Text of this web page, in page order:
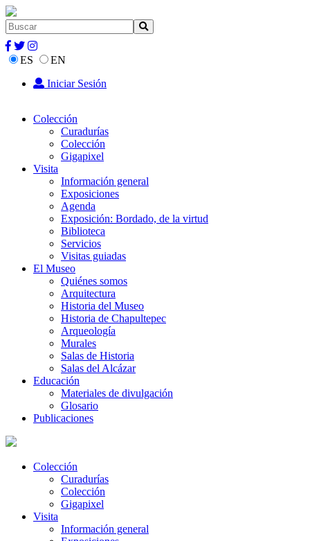
ES
EN
Iniciar Sesión
Colección
Curadurías
Colección
Gigapixel
Visita
Información general
Exposiciones
Agenda
Exposición: Bordado, de la virtud
Biblioteca
Servicios
Visitas guiadas
El Museo
Quiénes somos
Arquitectura
Historia del Museo
Historia de Chapultepec
Arqueología
Murales
Salas de Historia
Salas del Alcázar
Educación
Materiales de divulgación
Glosario
Publicaciones
Colección
Curadurías
Colección
Gigapixel
Visita
Información general